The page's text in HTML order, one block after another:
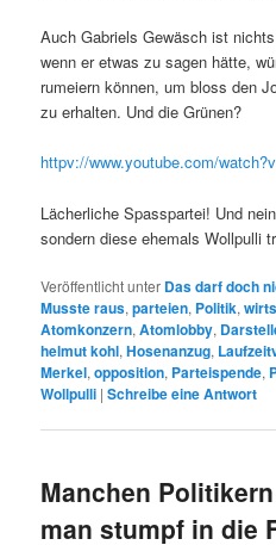
Auch Gabriels Gewäsch ist
wenn er etwas zu sagen hätte,
rumeiern können, um bloss den
zu erhalten. Und die Grünen?
httpv://www.youtube.com/
Lächerliche Spasspartei! Und
sondern diese ehemals Wollpulli
Veröffentlicht unter Das darf doch
Musste raus,parteien, Politik,
Atomkonzern,Atomlobby,
helmut kohl,Hosenanzug,
Merkel,opposition, Parteispende,
Wollpulli |Schreibe eine Antwort
Manchen
man stumpf in die